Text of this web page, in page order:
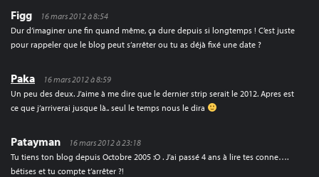
Figg
16 mars 2012 à 8:54
Dur d’imaginer une fin quand même, ça dure depuis si longtemps ! C’est juste
pour rappeler que le blog peut s’arrêter ou tu as déjà fixé une date ?
Paka
16 mars 2012 à 8:59
Un peu des deux. J’aime à me dire que le dernier strip serait le 2012. Apres est
ce que j’arriverai jusque là.. seul le temps nous le dira
Patayman
16 mars 2012 à 23:18
Tu tiens ton blog depuis Octobre 2005 :O . J’ai passé 4 ans à lire tes conne….
bétises et tu compte t’arrêter ?!